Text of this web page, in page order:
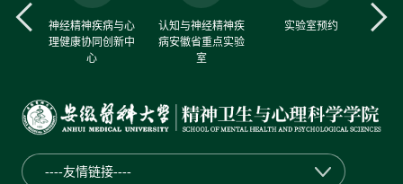
心
神经精神疾病与心
理健康协同创新中
心
认知与神经精神疾
病安徽省重点实验
室
实验室预约
----友情链接----